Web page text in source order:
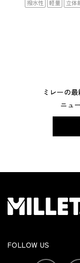
撥水性 軽量 立体
ミレーの
ニュ
FOLLOW US